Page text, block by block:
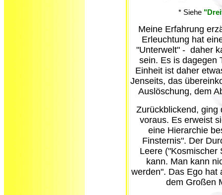
* Siehe
Meine Erfahrung
Erleuchtung hat
"Unterwelt" - daher
sein. Es is dagegen
Einheit ist daher
Jenseits, das
Auslöschung, dem
Zurückblickend, ging
voraus. Es erweist
eine Hierarchie
Finsternis". Der
Leere ("Kosmischer
kann. Man kann
werden". Das Ego hat
dem Großen